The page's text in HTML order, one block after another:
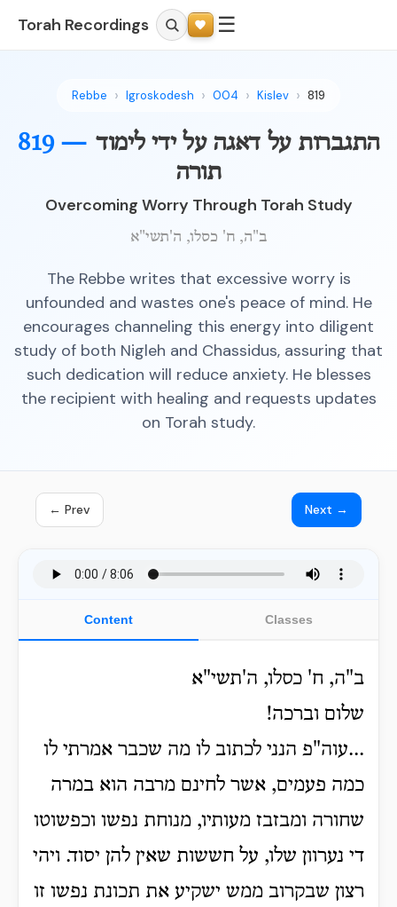
Torah Recordings ☰
Rebbe Igroskodesh 004 Kislev 819
819 — התגברות על דאגה על ידי לימוד
תורה
Overcoming Worry Through Torah Study
ב"ה, ח' כסלו, ה'תשי"א
The Rebbe writes that excessive worry is
unfounded and wastes one's peace of mind. He
encourages channeling this energy into diligent
study of both Nigleh and Chassidus, assuring that
such dedication will reduce anxiety. He blesses
the recipient with healing and requests updates
on Torah study.
← Prev Next →
Content Classes
ב"ה, ח' כסלו, ה'תשי"א
שלום וברכה!
...עוה"פ הנני לכתוב לו מה שכבר אמרתי לו
כמה פעמים, אשר לחינם מרבה הוא במרה
שחורה ומבזבז מעותיו, מנוחת נפשו וכפשוטו
די נערוון שלו, על חששות שאין להן יסוד. ויהי
רצון שבקרוב ממש ישקיע את תכונת נפשו זו